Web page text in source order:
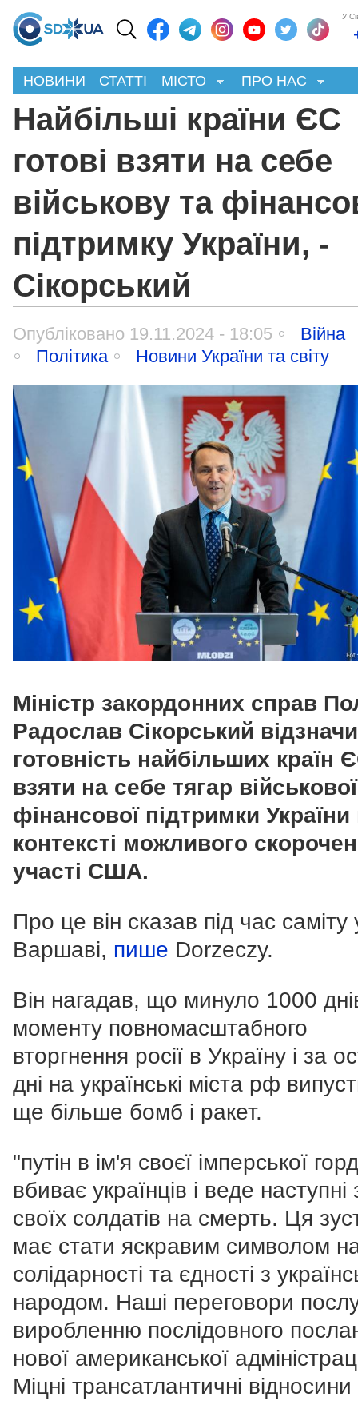
У
НОВИНИ СТАТТІ МІСТО ПРО НАС
Найбільші країни ЄС
готові взяти на себе
військову та
підтримку України, -
Сікорський
Опубліковано 19.11.2024 - 18:05
Війна
Політика
Новини України та світу
Міністр закордонних справ
Радослав Сікорський
готовність найбільших країн
взяти на себе тягар
фінансової підтримки України
контексті можливого
участі США.
Про це він сказав під час саміту
Варшаві, пише Dorzeczy.
Він нагадав, що минуло 1000
моменту повномасштабного
вторгнення росії в Україну і за
дні на українські міста рф
ще більше бомб і ракет.
"путін в ім'я своєї імперської
вбиває українців і веде наступні
своїх солдатів на смерть. Ця
має стати яскравим символом
солідарності та єдності з
народом. Наші переговори
виробленню послідовного
нової американської
Міцні трансатлантичні відносини